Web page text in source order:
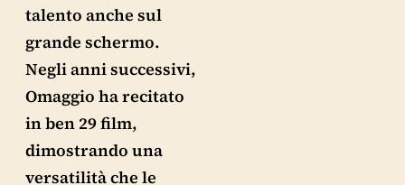
talento anche sul
grande schermo.
Negli anni successivi,
Omaggio ha recitato
in ben 29 film,
dimostrando una
versatilità che le